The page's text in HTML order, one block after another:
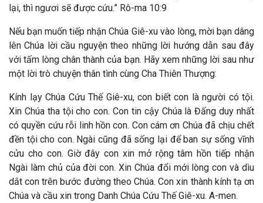
lại, thì ngươi sẽ được cứu.” Rô-ma 10:9
Nếu bạn muốn tiếp nhận Chúa Giê-xu vào lòng, mời bạn dâng
lên Chúa lời cầu nguyện theo những lời hướng dẫn sau đây
với tấm lòng chân thành của bạn. Hãy xem những lời sau như
một lời trò chuyện thân tình cùng Cha Thiên Thượng:
Kính lạy Chúa Cứu Thế Giê-xu, con biết con là người có tội.
Xin Chúa tha tội cho con. Con tin cậy Chúa là Đấng duy nhất
có quyền cứu rỗi linh hồn con. Con cám ơn Chúa đã chịu chết
đền tội cho con. Ngài cũng đã sống lại để ban sự sống vĩnh
cửu cho con. Giờ đây con xin mở rộng tâm hồn tiếp nhận
Ngài làm chủ của đời con. Xin Chúa đổi mới lòng con và dìu
dắt con trên bước đường theo Chúa. Con xin thành kính tạ ơn
Chúa và cầu xin trong Danh Chúa Cứu Thế Giê-xu. A-men.